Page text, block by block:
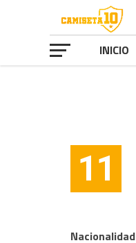
INICIO
11
Nacionalidad